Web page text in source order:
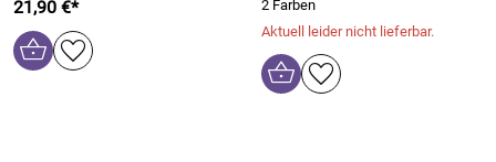
21,90 €*
2 Farben
Aktuell leider nicht lieferbar.